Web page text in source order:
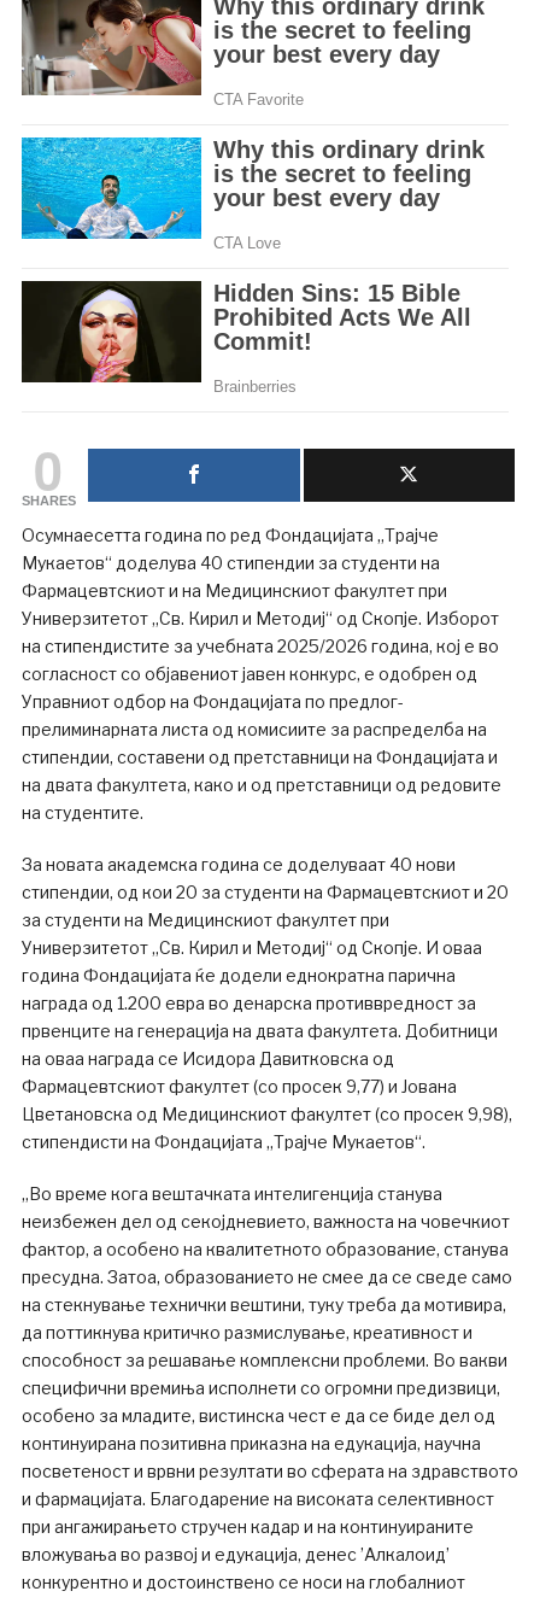
0
SHARES
Осумнаесетта година по ред Фондацијата „Трајче
Мукаетов“ доделува 40 стипендии за студенти на
Фармацевтскиот и на Медицинскиот факултет при
Универзитетот „Св. Кирил и Методиј“ од Скопје. Изборот
на стипендистите за учебната 2025/2026 година, кој е во
согласност со објавениот јавен конкурс, е одобрен од
Управниот одбор на Фондацијата по предлог-
прелиминарната листа од комисиите за распределба на
стипендии, составени од претставници на Фондацијата и
на двата факултета, како и од претставници од редовите
на студентите.
За новата академска година се доделуваат 40 нови
стипендии, од кои 20 за студенти на Фармацевтскиот и 20
за студенти на Медицинскиот факултет при
Универзитетот „Св. Кирил и Методиј“ oд Скопје. И оваа
година Фондацијата ќе додели еднократна парична
награда од 1.200 евра во денарска противвредност за
првенците на генерација на двата факултета. Добитници
на оваа награда се Исидора Давитковска од
Фармацевтскиот факултет (со просек 9,77) и Јована
Цветановска од Медицинскиот факултет (со просек 9,98),
стипендисти на Фондацијата „Трајче Мукаетов“.
„Во време кога вештачката интелигенција станува
неизбежен дел од секојдневието, важноста на човечкиот
фактор, а особено на квалитетното образование, станува
пресудна. Затоа, образованието не смее да се сведе само
на стекнување технички вештини, туку треба да мотивира,
да поттикнува критичко размислување, креативност и
способност за решавање комплексни проблеми. Во вакви
специфични времиња исполнети со огромни предизвици,
особено за младите, вистинска чест е да се биде дел од
континуирана позитивна приказна на едукација, научна
посветеност и врвни резултати во сферата на здравството
и фармацијата. Благодарение на високата селективност
при ангажирањето стручен кадар и на континуираните
вложувања во развој и едукација, денес ’Алкалоид’
конкурентно и достоинствено се носи на глобалниот